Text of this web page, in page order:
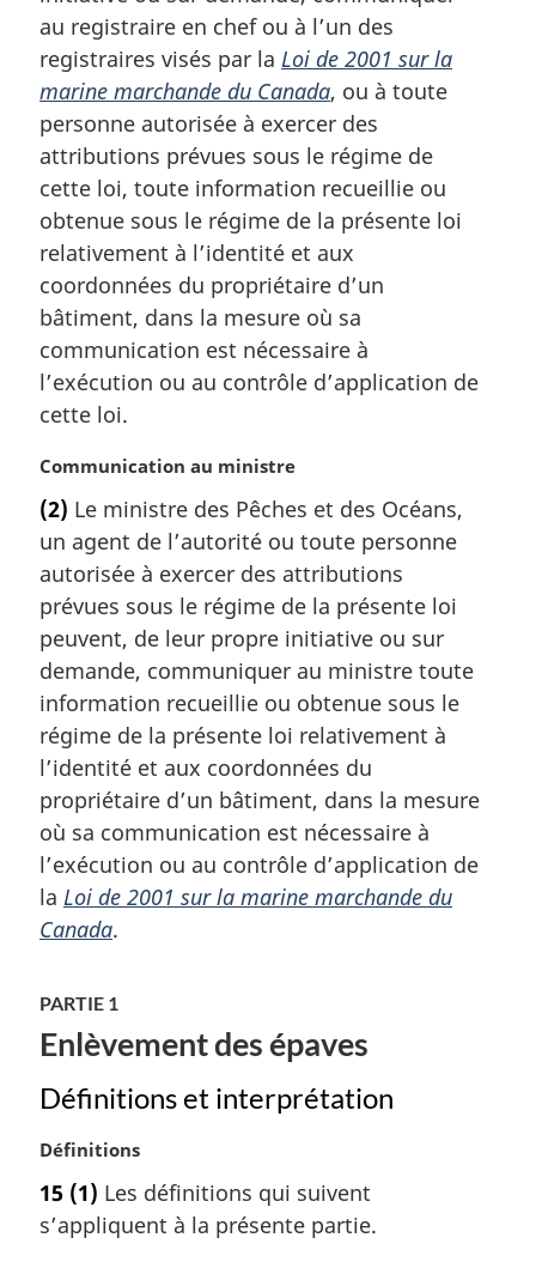
a
l
:
au registraire en chef ou à l’un des
registraires visés par la Loi de 2001 sur la
marine marchande du Canada, ou à toute
personne autorisée à exercer des
attributions prévues sous le régime de
cette loi, toute information recueillie ou
obtenue sous le régime de la présente loi
relativement à l’identité et aux
coordonnées du propriétaire d’un
bâtiment, dans la mesure où sa
communication est nécessaire à
l’exécution ou au contrôle d’application de
cette loi.
N
t
e
m
a
r
g
i
n
a
l
e
:
Communication au ministre
(2) Le ministre des Pêches et des Océans,
un agent de l’autorité ou toute personne
autorisée à exercer des attributions
prévues sous le régime de la présente loi
peuvent, de leur propre initiative ou sur
demande, communiquer au ministre toute
information recueillie ou obtenue sous le
régime de la présente loi relativement à
l’identité et aux coordonnées du
propriétaire d’un bâtiment, dans la mesure
où sa communication est nécessaire à
l’exécution ou au contrôle d’application de
la Loi de 2001 sur la marine marchande du
Canada.
PARTIE 1
Enlèvement des épaves
Définitions et interprétation
N
t
e
Définitions
15 (1) Les définitions qui suivent
s’appliquent à la présente partie.